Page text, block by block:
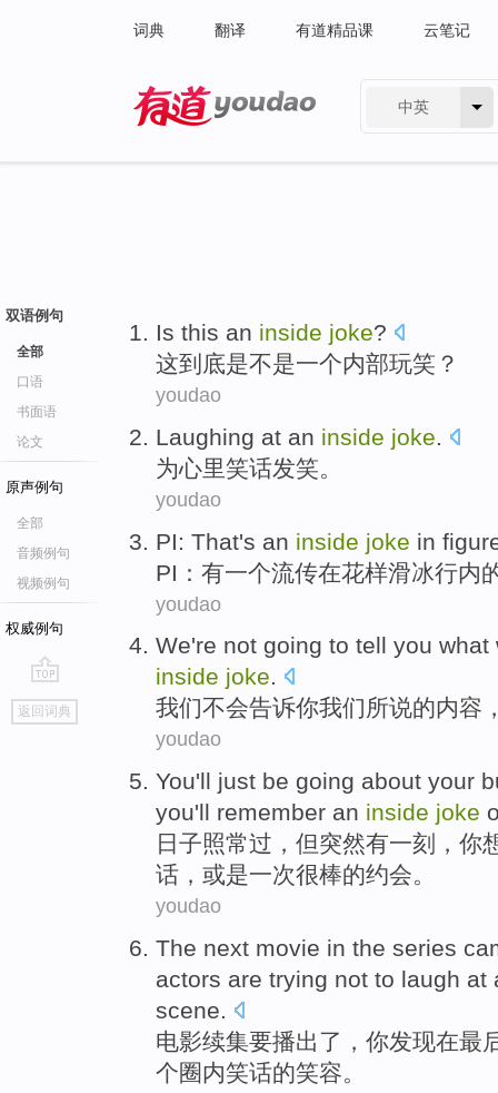
词典 翻译 有道精品课 云笔记
中英
双语例句
全部
口语
书面语
论文
原声例句
全部
音频例句
视频例句
权威例句
go
top
返回词典
Is this an inside joke?
这到底是不是一个内部玩笑 ？
youdao
Laughing at an inside joke.
为心里笑话发笑。
youdao
PI: That's an inside joke in
PI ： 有一个流传在花样滑冰行内
youdao
We're not going to tell you what
inside joke.
我们不会告诉你我们所说的内容
youdao
You'll just be going about your
you'll remember an inside joke
日子照常过 ，但突然有一刻， 你
话 ， 或是一次很棒的约会。
youdao
The next movie in the series
actors are trying not to laugh at
scene.
电影续集要播出了， 你发现在最
个圈内笑话的笑容。